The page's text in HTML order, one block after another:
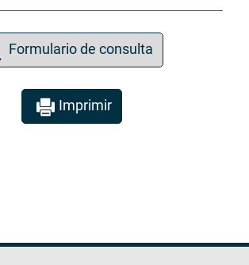
Formulario de consulta
Imprimir